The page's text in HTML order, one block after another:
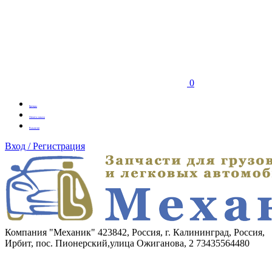
0
Бренды
Оплата заказа
Вакансии
Вход / Регистрация
Компания "Механик" 423842, Россия, г. Калининград, Россия,
Ирбит, пос. Пионерский,улица Ожиганова, 2 73435564480